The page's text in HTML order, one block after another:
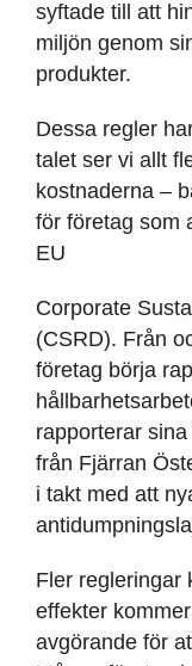
syftade till att
miljön genom
produkter.
Dessa regler
talet ser vi allt
kostnaderna –
för företag som
EU
Corporate
(CSRD). Från
företag börja
rapporterar
från Fjärran
i takt med att
Fler regleringar
effekter
avgörande för